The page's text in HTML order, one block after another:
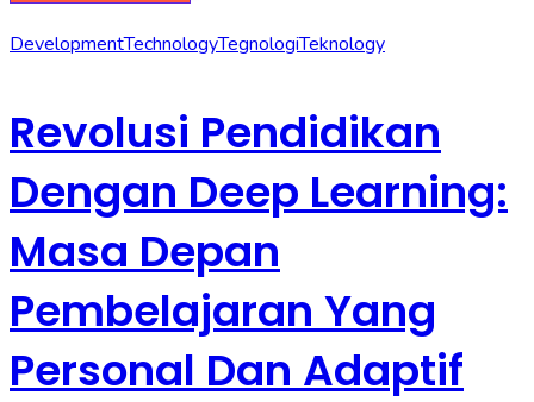
DevelopmentTechnologyTegnologiTeknology
Revolusi Pendidikan
Dengan Deep Learning:
Masa Depan
Pembelajaran Yang
Personal Dan Adaptif